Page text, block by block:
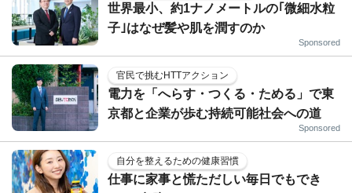
世界最小、約1ナノメートルの｢微細水粒
子｣はなぜ髪や肌を潤すのか
Sponsored
官民で挑むHTTアクション
電力を「へらす・つくる・ためる」で東
京都と企業が歩む持続可能社会への道
Sponsored
自分を整えるための健康習慣
仕事に家事と慌ただしい毎日でもでき